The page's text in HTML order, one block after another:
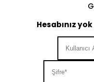
Hesabınız